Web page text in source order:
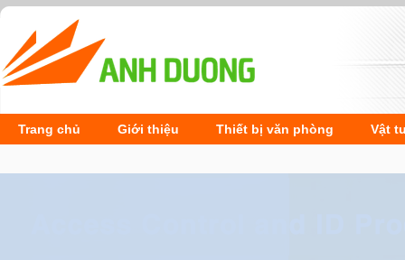
Trang chủ Giới thiệu Thiết bị văn phòng Vật